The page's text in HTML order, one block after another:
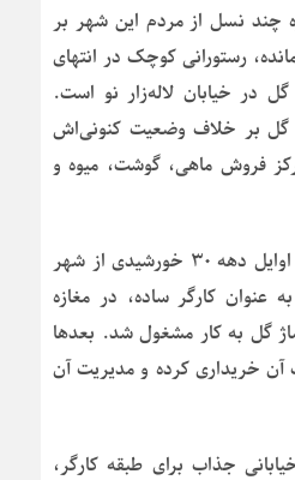
چند نسل از مردم این شهر بر
رستورانی کوچک در انتهای
گل در خیابان لاله‌زار نو است.
گل بر خلاف وضعیت کنونی‌اش
مرکز فروش ماهی، گوشت، میوه و
رضا پارچه‌باف ضیایی، در اوایل دهه ۳۰ خورشیدی از شهر
عنوان کارگر ساده، در مغازه
گل به کار مشغول شد. بعدها
آن خریداری کرده و مدیریت آن
جذاب برای طبقه کارگر،